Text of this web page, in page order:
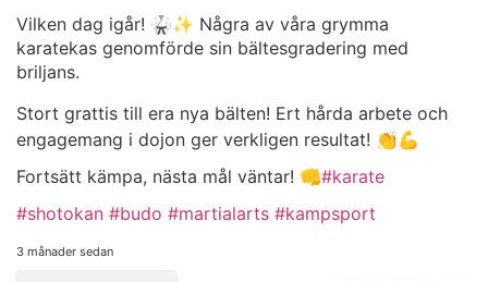
Vilken dag igår! 🥋✨ Några av våra grymma
karatekas genomförde sin bältesgradering med
briljans.
Stort grattis till era nya bälten! Ert hårda arbete och
engagemang i dojon ger verkligen resultat! 👏💪
Fortsätt kämpa, nästa mål väntar! 👊#karate
#shotokan #budo #martialarts #kampsport
3 månader sedan